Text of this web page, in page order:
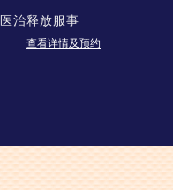
医治释放服事
查看详情及预约